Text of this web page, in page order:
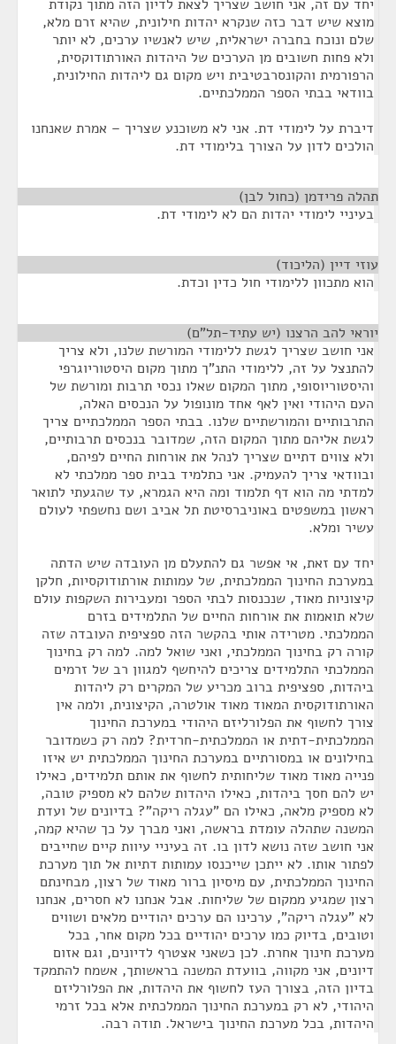
יחד עם זה, אני חושב שצריך לצאת לדיון הזה מתוך נקודת
מוצא שיש דבר כזה שנקרא יהדות חילונית, שהיא זרם מלא,
שלם ונוכח בחברה ישראלית, שיש לאנשיו ערכים, לא יותר
ולא פחות חשובים מן הערכים של היהדות האורתודוקסית,
הרפורמית והקונסרבטיבית ויש מקום גם ליהדות החילונית,
בוודאי בבתי הספר הממלכתיים.
דיברת על לימודי דת. אני לא משוכנע שצריך – אמרת שאנחנו
הולכים לדון על הצורך בלימודי דת.
תהלה פרידמן (כחול לבן)
בעיניי לימודי יהדות הם לא לימודי דת.
עוזי דיין (הליכוד)
הוא מתכוון ללימודי חול כדין וכדת.
יוראי להב הרצנו (יש עתיד-תל"ם)
אני חושב שצריך לגשת ללימודי המורשת שלנו, ולא צריך
להתנצל על זה, ללימודי התנ"ך מתוך מקום היסטוריוגרפי
והיסטוריוסופי, מתוך המקום שאלו נכסי תרבות ומורשת של
העם היהודי ואין לאף אחד מונופול על הנכסים האלה,
התרבותיים והמורשתיים שלנו. בבתי הספר הממלכתיים צריך
לגשת אליהם מתוך המקום הזה, שמדובר בנכסים תרבותיים,
ולא צווים דתיים שצריך לנהל את אורחות החיים לפיהם,
ובוודאי צריך להעמיק. אני כתלמיד בבית ספר ממלכתי לא
למדתי מה הוא דף תלמוד ומה היא הגמרא, עד שהגעתי לתואר
ראשון במשפטים באוניברסיטת תל אביב ושם נחשפתי לעולם
עשיר ומלא.
יחד עם זאת, אי אפשר גם להתעלם מן העובדה שיש הדתה
במערכת החינוך הממלכתית, של עמותות אורתודוקסיות, חלקן
קיצוניות מאוד, שנכנסות לבתי הספר ומעבירות השקפות עולם
שלא תואמות את אורחות החיים של התלמידים בזרם
הממלכתי. מטרידה אותי בהקשר הזה ספציפית העובדה שזה
קורה רק בחינוך הממלכתי, ואני שואל למה. למה רק בחינוך
הממלכתי התלמידים צריכים להיחשף למגוון רב של זרמים
ביהדות, ספציפית ברוב מכריע של המקרים רק ליהדות
האורתודוקסית המאוד מאוד אולטרה, הקיצונית, ולמה אין
צורך לחשוף את הפלורליזם היהודי במערכת החינוך
הממלכתית-דתית או הממלכתית-חרדית? למה רק כשמדובר
בחילונים או במסורתיים במערכת החינוך הממלכתית יש איזו
פנייה מאוד מאוד שליחותית לחשוף את אותם תלמידים, כאילו
יש להם חסך ביהדות, כאילו היהדות שלהם לא מספיק טובה,
לא מספיק מלאה, כאילו הם "עגלה ריקה"? בדיונים של ועדת
המשנה שתהלה עומדת בראשה, ואני מברך על כך שהיא קמה,
אני חושב שזה נושא לדון בו. זה בעיניי עיוות קיים שחייבים
לפתור אותו. לא ייתכן שייכנסו עמותות דתיות אל תוך מערכת
החינוך הממלכתית, עם מיסיון ברור מאוד של רצון, מבחינתם
רצון שמגיע ממקום של שליחות. אבל אנחנו לא חסרים, אנחנו
לא "עגלה ריקה", ערכינו הם ערכים יהודיים מלאים ושווים
וטובים, בדיוק כמו ערכים יהודיים בכל מקום אחר, בכל
מערכת חינוך אחרת. לכן כשאני אצטרף לדיונים, וגם אזום
דיונים, אני מקווה, בוועדת המשנה בראשותך, אשמח להתמקד
בדיון הזה, בצורך העז לחשוף את היהדות, את הפלורליזם
היהודי, לא רק במערכת החינוך הממלכתית אלא בכל זרמי
היהדות, בכל מערכת החינוך בישראל. תודה רבה.